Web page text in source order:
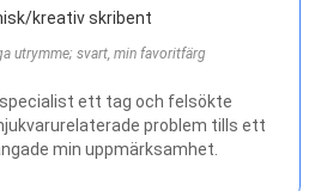
kreativ skribent
utrymme; svart, min favoritfärg
ett tag och felsökte
problem tills ett
min uppmärksamhet.